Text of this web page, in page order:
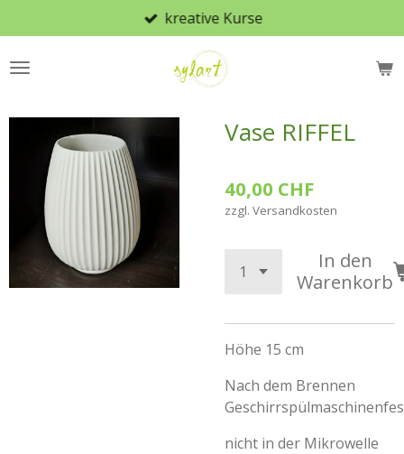
Hauptinhalt
springen
kreative Kurse
Vase RIFFEL
40,00 CHF
zzgl. Versandkosten
In den
Warenkorb
Höhe 15 cm
Nach dem Brennen
nicht in der Mikrowelle